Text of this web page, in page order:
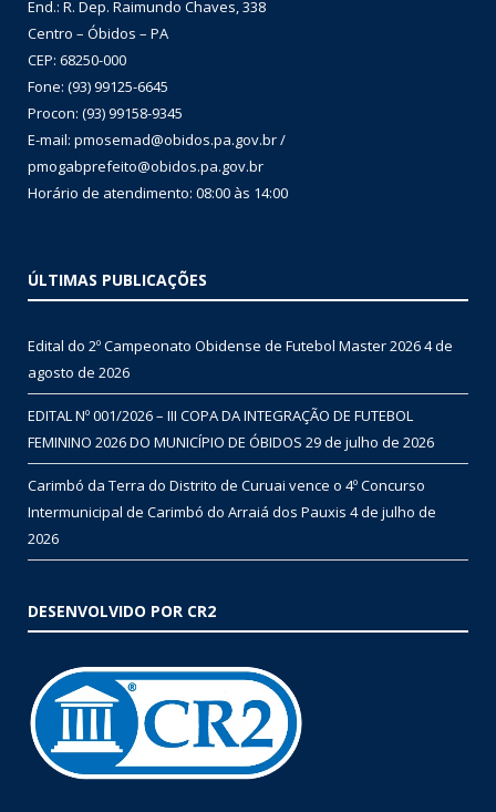
End.: R. Dep. Raimundo Chaves, 338
Centro – Óbidos – PA
CEP: 68250-000
Fone: (93) 99125-6645
Procon: (93) 99158-9345
E-mail: pmosemad@obidos.pa.gov.br /
pmogabprefeito@obidos.pa.gov.br
Horário de atendimento: 08:00 às 14:00
ÚLTIMAS PUBLICAÇÕES
Edital do 2º Campeonato Obidense de Futebol Master 20264 de
agosto de 2026
EDITAL Nº 001/2026 – III COPA DA INTEGRAÇÃO DE FUTEBOL
FEMININO 2026 DO MUNICÍPIO DE ÓBIDOS 29 de julho de 2026
Carimbó da Terra do Distrito de Curuai vence o 4º Concurso
Intermunicipal de Carimbó do Arraiá dos Pauxis 4 de julho de
2026
DESENVOLVIDO POR CR2